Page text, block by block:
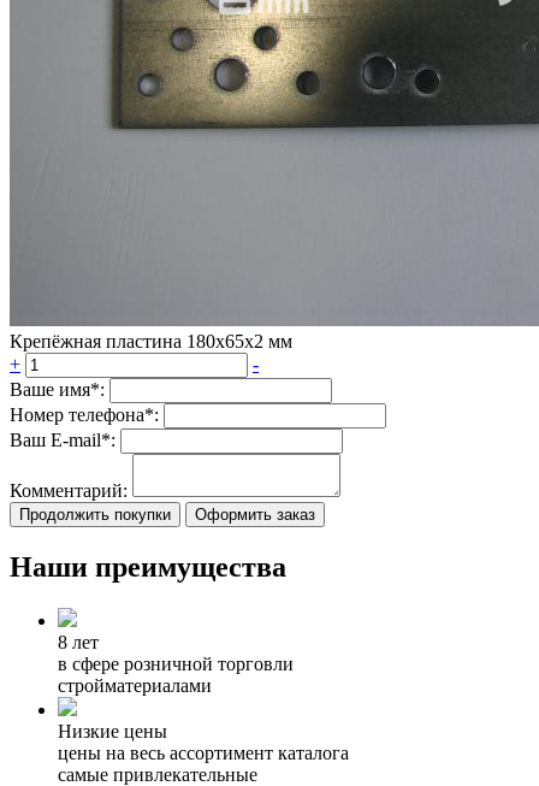
Крепёжная пластина 180х65х2 мм
+
-
Ваше имя*:
Номер телефона*:
Ваш E-mail*:
Комментарий:
Продолжить покупки Оформить заказ
Наши преимущества
8 лет
в сфере розничной торговли
стройматериалами
Низкие цены
цены на весь ассортимент каталога
самые привлекательные